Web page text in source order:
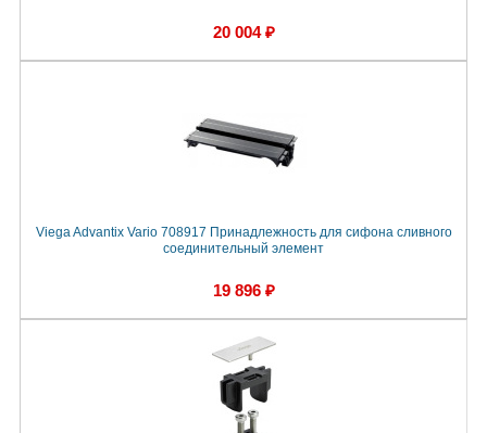
20 004 ₽
Viega Advantix Vario 708917 Принадлежность для сифона сливного
соединительный элемент
19 896 ₽